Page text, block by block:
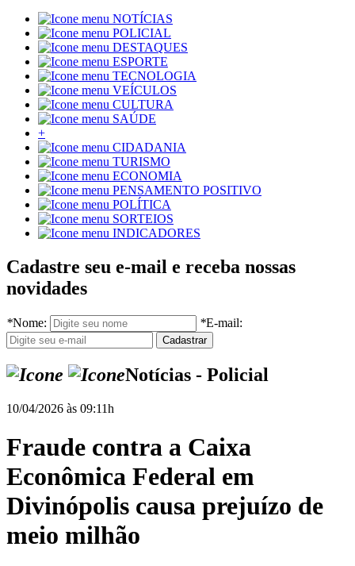
NOTÍCIAS
POLICIAL
DESTAQUES
ESPORTE
TECNOLOGIA
VEÍCULOS
CULTURA
SAÚDE
+
CIDADANIA
TURISMO
ECONOMIA
PENSAMENTO POSITIVO
POLÍTICA
SORTEIOS
INDICADORES
Cadastre seu e-mail e receba nossas
novidades
*Nome: *E-mail:
Notícias - Policial
10/04/2026 às 09:11h
Fraude contra a Caixa
Econômica Federal em
Divinópolis causa prejuízo de
meio milhão